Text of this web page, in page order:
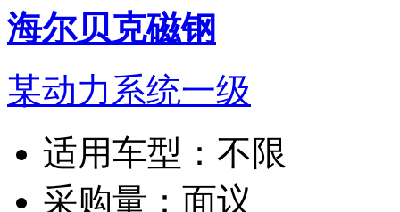
海尔贝克磁钢
某动力系统一级
适用车型： 不限
采购量： 面议